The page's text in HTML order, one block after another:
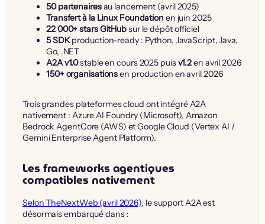
50 partenairesau lancement (avril 2025)
Transfert à la Linux Foundation en juin 2025
22 000+ stars GitHubsur le dépôt officiel
5 SDKproduction-ready : Python, JavaScript, Java,
Go, .NET
A2A v1.0stable en cours 2025 puisv1.2en avril 2026
150+ organisationsen production en avril 2026
Trois grandes plateformes cloud ont intégré A2A
nativement : Azure AI Foundry (Microsoft), Amazon
Bedrock AgentCore (AWS) et Google Cloud (Vertex AI /
Gemini Enterprise Agent Platform).
Les frameworks agentiques
compatibles nativement
Selon TheNextWeb (avril 2026), le support A2A est
désormais embarqué dans :